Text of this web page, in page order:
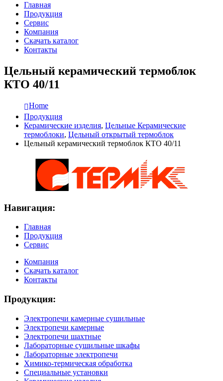
Главная
Продукция
Сервис
Компания
Скачать каталог
Контакты
Цельный керамический термоблок
КТО 40/11
Home
Продукция
Керамические изделия, Цельные Керамические
термоблоки, Цельный открытый термоблок
Цельный керамический термоблок КТО 40/11
Навигация:
Главная
Продукция
Сервис
Компания
Скачать каталог
Контакты
Продукция:
Электропечи камерные сушильные
Электропечи камерные
Электропечи шахтные
Лабораторные сушильные шкафы
Лабораторные электропечи
Химико-термическая обработка
Специальные установки